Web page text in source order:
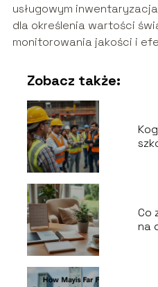
usługowym
dla określenia wartości
monitorowania jakości i
Zobacz także:
Co
na